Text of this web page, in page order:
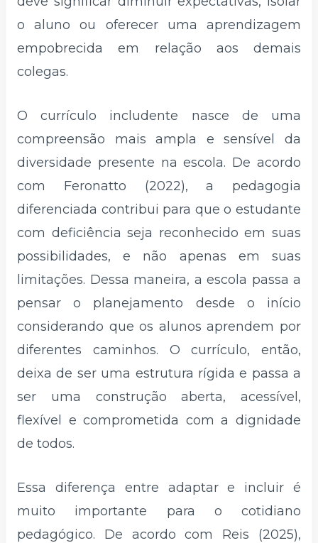
o aluno ou oferecer uma aprendizagem
empobrecida em relação aos demais
colegas.
O currículo includente nasce de uma
compreensão mais ampla e sensível da
diversidade presente na escola. De acordo
com Feronatto (2022), a pedagogia
diferenciada contribui para que o estudante
com deficiência seja reconhecido em suas
possibilidades, e não apenas em suas
limitações. Dessa maneira, a escola passa a
pensar o planejamento desde o início
considerando que os alunos aprendem por
diferentes caminhos. O currículo, então,
deixa de ser uma estrutura rígida e passa a
ser uma construção aberta, acessível,
flexível e comprometida com a dignidade
de todos.
Essa diferença entre adaptar e incluir é
muito importante para o cotidiano
pedagógico. De acordo com Reis (2025),